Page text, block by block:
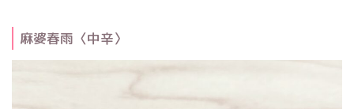
麻婆春雨〈中辛〉